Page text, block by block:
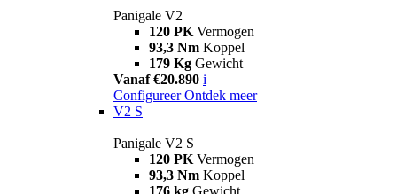
Panigale V2
120 PK Vermogen
93,3 Nm Koppel
179 Kg Gewicht
Vanaf €20.890 i
Configureer Ontdek meer
V2 S
Panigale V2 S
120 PK Vermogen
93,3 Nm Koppel
176 kg Gewicht